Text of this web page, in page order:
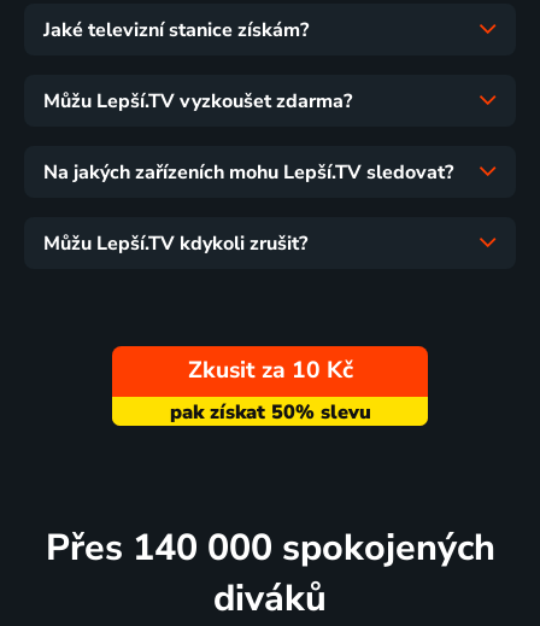
Jaké televizní stanice získám?
Můžu Lepší.TV vyzkoušet zdarma?
Na jakých zařízeních mohu Lepší.TV sledovat?
Můžu Lepší.TV kdykoli zrušit?
Zkusit za 10 Kč
Přes 140 000 spokojených
diváků